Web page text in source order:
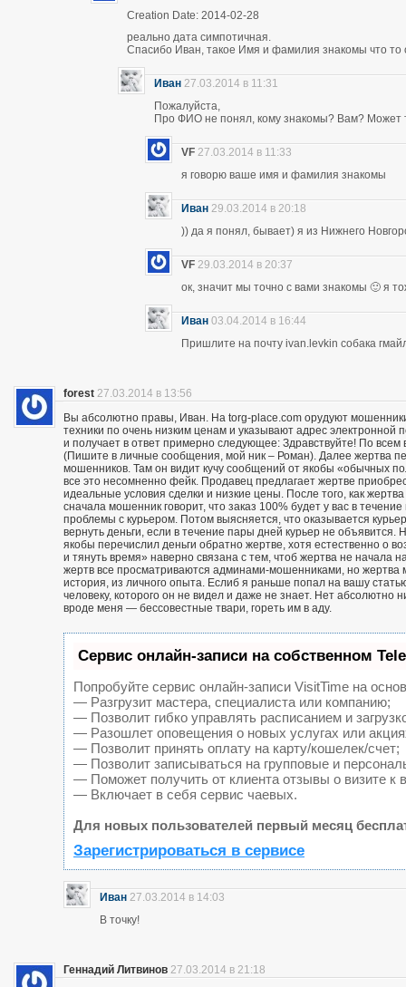
Creation Date: 2014-02-28
реально дата симпотичная.
Спасибо Иван, такое Имя и фамилия знакомы что то
Иван 27.03.2014 в 11:31
Пожалуйста,
Про ФИО не понял, кому знакомы? Вам? Может
VF 27.03.2014 в 11:33
я говорю ваше имя и фамилия знакомы
Иван 29.03.2014 в 20:18
)) да я понял, бывает) я из Нижнего
VF 29.03.2014 в 20:37
ок, значит мы точно с вами знакомы 🙂 я
Иван 03.04.2014 в 16:44
Пришлите на почту ivan.levkin собака
forest 27.03.2014 в 13:56
Вы абсолютно правы, Иван. На torg-place.com орудуют
техники по очень низким ценам и указывают адрес
и получает в ответ примерно следующее: Здравствуйте! По
(Пишите в личные сообщения, мой ник – Роман). Далее жертва
мошенников. Там он видит кучу сообщений от якобы «обычных
все это несомненно фейк. Продавец предлагает жертве
идеальные условия сделки и низкие цены. После того, как
сначала мошенник говорит, что заказ 100% будет у вас в
проблемы с курьером. Потом выясняется, что оказывается
вернуть деньги, если в течение пары дней курьер не
якобы перечислил деньги обратно жертве, хотя естественно о
и тянуть время» наверно связана с тем, чтоб жертва не начала
жертв все просматриваются админами-мошенниками, но жертва
история, из личного опыта. Еслиб я раньше попал на вашу
человеку, которого он не видел и даже не знает. Нет
вроде меня — бессовестные твари, гореть им в аду.
Сервис онлайн-записи на собственном
Попробуйте сервис онлайн-записи VisitTime на
— Разгрузит мастера, специалиста или компанию;
— Позволит гибко управлять расписанием и
— Разошлет оповещения о новых услугах или
— Позволит принять оплату на карту/кошелек/счет;
— Позволит записываться на групповые и
— Поможет получить от клиента отзывы о визите к
— Включает в себя сервис чаевых.
Для новых пользователей первый месяц
Зарегистрироваться в сервисе
Иван 27.03.2014 в 14:03
В точку!
Геннадий Литвинов 27.03.2014 в 21:18